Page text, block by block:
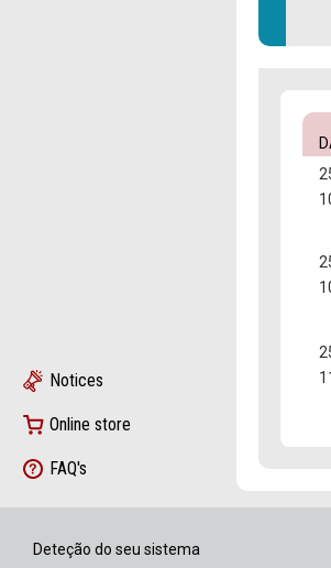
Notices
Online store
FAQ's
Deteção do seu sistema